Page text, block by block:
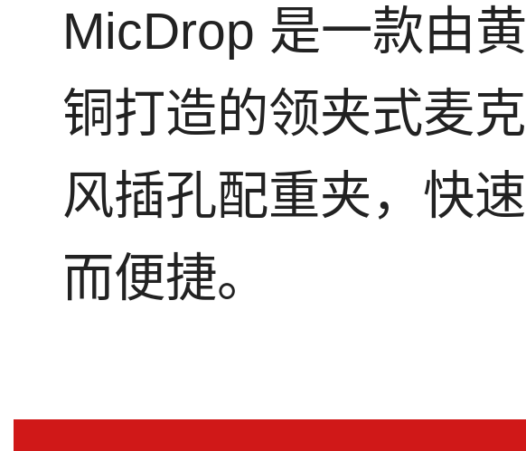
MicDrop 是一款由黄
铜打造的领夹式麦克
风插孔配重夹，快速
而便捷。